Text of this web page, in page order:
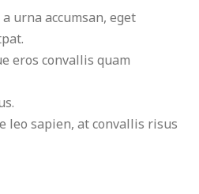
urna accumsan, eget
eros convallis quam
leo sapien, at convallis risus